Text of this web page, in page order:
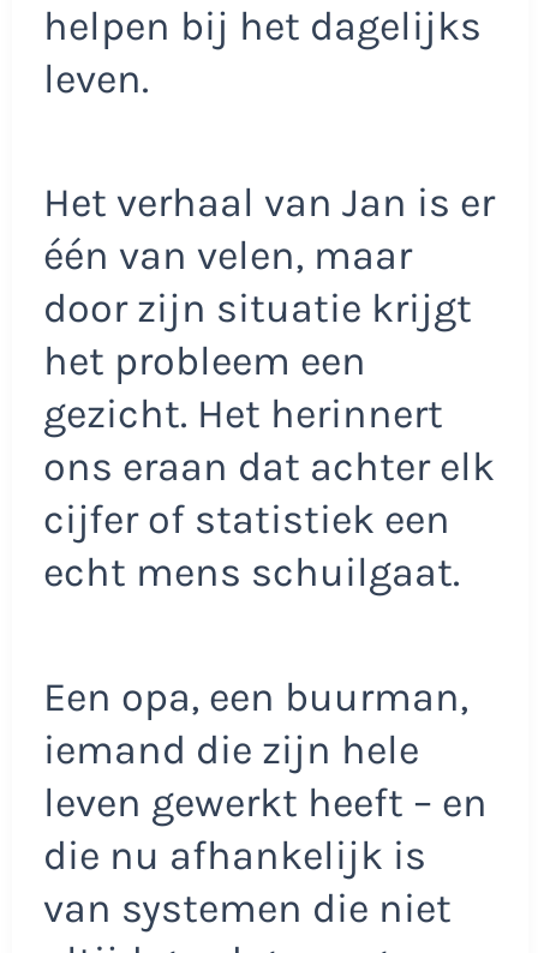
helpen bij het dagelijks
leven.
Het verhaal van Jan is er
één van velen, maar
door zijn situatie krijgt
het probleem een
gezicht. Het herinnert
ons eraan dat achter elk
cijfer of statistiek een
echt mens schuilgaat.
Een opa, een buurman,
iemand die zijn hele
leven gewerkt heeft – en
die nu afhankelijk is
van systemen die niet